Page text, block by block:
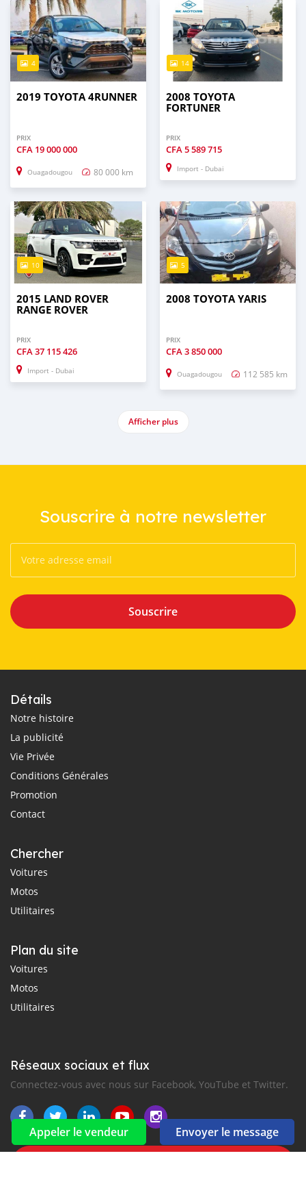
Appeler le vendeur Envoyer le message
4
2019 TOYOTA 4RUNNER
PRIX
CFA 19 000 000
Ouagadougou 80 000 km
14
2008 TOYOTA
FORTUNER
PRIX
CFA5 589 715
Import - Dubai
10
2015 LAND ROVER
RANGE ROVER
PRIX
CFA37 115 426
Import - Dubai
5
2008 TOYOTA YARIS
PRIX
CFA3 850 000
Ouagadougou 112 585 km
Afficher plus
Souscrire à notre newsletter
Souscrire
Détails
Notre histoire
La publicité
Vie Privée
Conditions Générales
Promotion
Contact
Chercher
Voitures
Motos
Utilitaires
Plan du site
Voitures
Motos
Utilitaires
Réseaux sociaux et flux
Connectez-vous avec nous sur Facebook, YouTube et Twitter.